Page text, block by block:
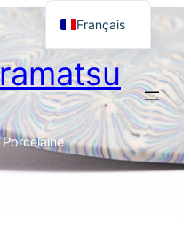
Français
English
日本語